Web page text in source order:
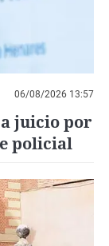
06/08/2026 13:57
a juicio por
policial